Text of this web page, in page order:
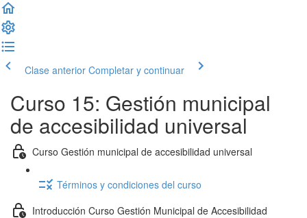
Clase anterior Completar y continuar
Curso 15: Gestión municipal
de accesibilidad universal
Curso Gestión municipal de accesibilidad universal
Términos y condiciones del curso
Introducción Curso Gestión Municipal de Accesibilidad